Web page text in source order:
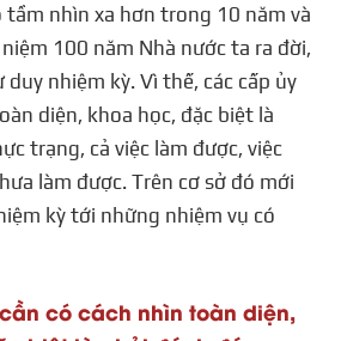
tầm nhìn xa hơn trong 10 năm và
100 năm Nhà nước ta ra đời,
nhiệm kỳ. Vì thế, các cấp ủy
diện, khoa học, đặc biệt là
trạng, cả việc làm được, việc
làm được. Trên cơ sở đó mới
kỳ tới những nhiệm vụ có
có cách nhìn toàn diện,